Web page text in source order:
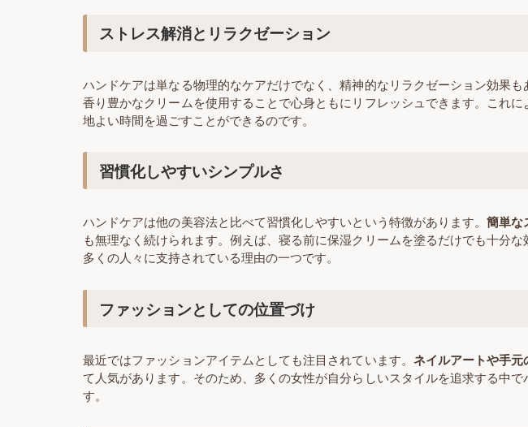
ストレス解消とリラクゼーション
ハンドケアは単なる物理的なケアだけでなく、精神的なリラクゼーション効果も
香り豊かなクリームを使用することで心身ともにリフレッシュできます。これ
地よい時間を過ごすことができるのです。
習慣化しやすいシンプルさ
ハンドケアは他の美容法と比べて習慣化しやすいという特徴があります。簡単な
も無理なく続けられます。例えば、寝る前に保湿クリームを塗るだけでも十分な
多くの人々に支持されている理由の一つです。
ファッションとしての位置づけ
最近ではファッションアイテムとしても注目されています。 ネイルアートや手元
て人気があります。そのため、多くの女性が自分らしいスタイルを追求する中
す。